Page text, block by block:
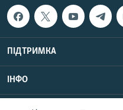
ПІДТРИМКА
ІНФО